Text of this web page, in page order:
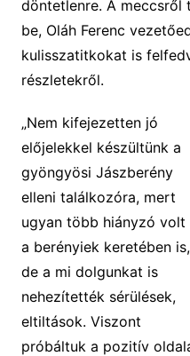
döntetlenre. A meccsről
be, Oláh Ferenc
kulisszatitkokat is
részletekről.
„Nem kifejezetten jó
előjelekkel készültünk a
gyöngyösi Jászberény
elleni találkozóra, mert
ugyan több hiányzó volt
a berényiek keretében is,
de a mi dolgunkat is
nehezítették sérülések,
eltiltások. Viszont
próbáltuk a pozitív